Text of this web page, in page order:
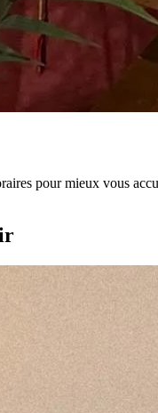
pour mieux vous